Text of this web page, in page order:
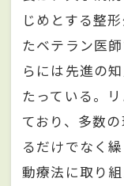
じめとする整
たベテラン医
らには先進の
たっている。
ており、多数
るだけでなく
動療法に取り